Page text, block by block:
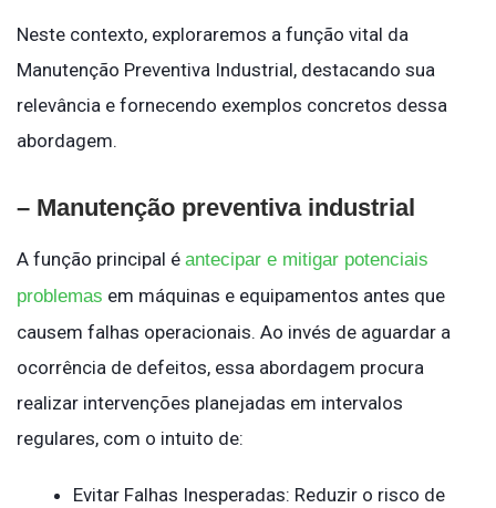
Neste contexto, exploraremos a função vital da
Manutenção Preventiva Industrial, destacando sua
relevância e fornecendo exemplos concretos dessa
abordagem.
– Manutenção preventiva industrial
A função principal é antecipar e mitigar potenciais
problemas em máquinas e equipamentos antes que
causem falhas operacionais. Ao invés de aguardar a
ocorrência de defeitos, essa abordagem procura
realizar intervenções planejadas em intervalos
regulares, com o intuito de:
Evitar Falhas Inesperadas: Reduzir o risco de